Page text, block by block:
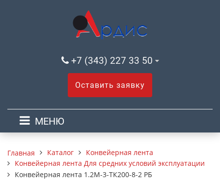
+7 (343) 227 33 50
Оставить заявку
МЕНЮ
Главная Каталог
Конвейерная лента
Конвейерная лента Для средних условий эксплуатации
Конвейерная лента 1.2М-3-ТК200-8-2 РБ